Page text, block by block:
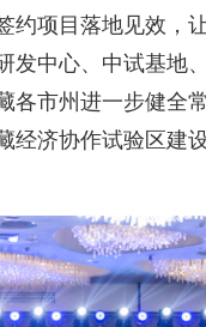
约项目落地见效，
发中心、中试基地
各市州进一步健全
济协作试验区建